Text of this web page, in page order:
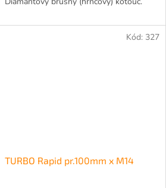
TURBO Rapid pr.100mm x M14
Kód: 327